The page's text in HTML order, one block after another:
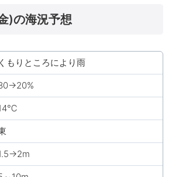
)の海況予想
くもりところにより雨